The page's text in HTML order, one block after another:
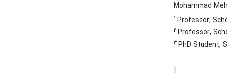
Mohammad
1 Professor,
2 Professor,
3 PhD Student,